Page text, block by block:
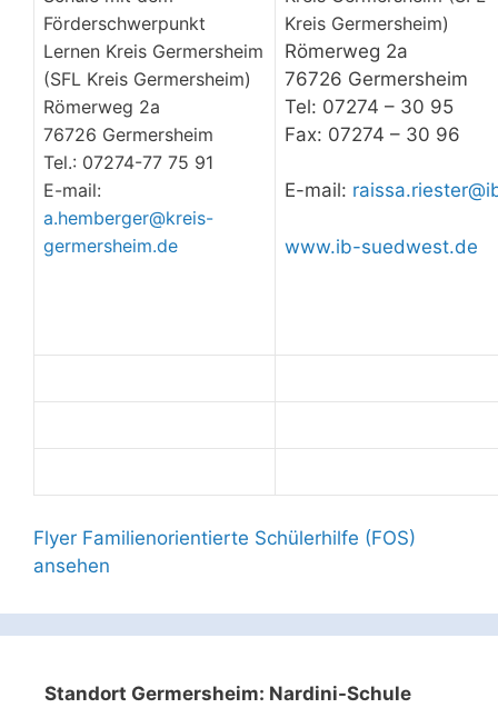
Förderschwerpunkt
Lernen Kreis Germersheim
(SFL Kreis Germersheim)
Römerweg 2a
76726 Germersheim
Tel.: 07274-77 75 91
E-mail:
a.hemberger@kreis-
germersheim.de
Kreis Germersheim)
Römerweg 2a
76726 Germersheim
Tel: 07274 – 30 95
Fax: 07274 – 30 96
E-mail:
www.ib-suedwest.de
Flyer Familienorientierte Schülerhilfe (FOS)
ansehen
Standort Germersheim: Nardini-Schule